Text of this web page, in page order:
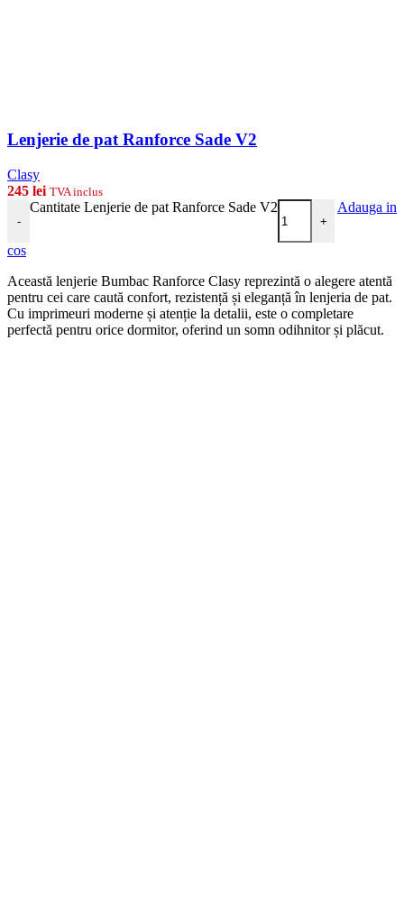
Lenjerie de pat Ranforce Sade V2
Clasy
245 lei TVA inclus
-
Cantitate Lenjerie de pat Ranforce Sade V2
+
Adauga in
cos
Această lenjerie Bumbac Ranforce Clasy reprezintă o alegere atentă
pentru cei care caută confort, rezistență și eleganță în lenjeria de pat.
Cu imprimeuri moderne și atenție la detalii, este o completare
perfectă pentru orice dormitor, oferind un somn odihnitor și plăcut.